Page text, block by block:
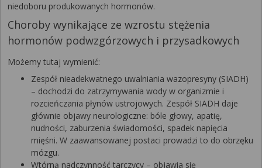
niedoboru produkowanych hormonów.
Choroby wynikające ze wzrostu stężenia
hormonów podwzgórzowych i przysadkowych
Możemy tutaj wymienić:
Zespół nieadekwatnego uwalniania wazopresyny (SIADH)
– dochodzi do zatrzymywania wody w organizmie i
rozcieńczania płynów ustrojowych. Zespół SIADH daje
głównie objawy neurologiczne: bóle głowy, apatię,
nudności, zaburzenia świadomości, spadek napięcia
mięśni. W zaawansowanej postaci prowadzi to do obrzęku
mózgu.
Wtórną nadczynność tarczycy – objawia się